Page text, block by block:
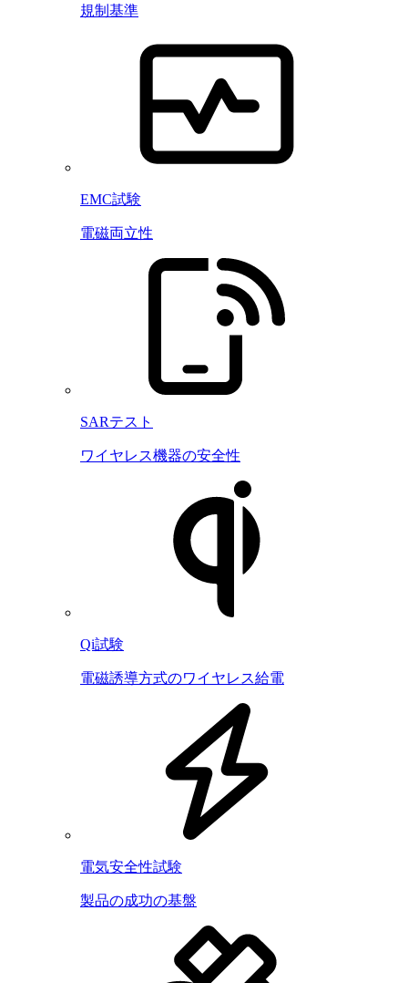
規制基準
EMC試験
電磁両立性
SARテスト
ワイヤレス機器の安全性
Qi試験
電磁誘導方式のワイヤレス給電
電気安全性試験
製品の成功の基盤